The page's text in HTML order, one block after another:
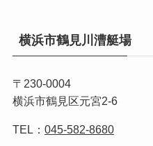
横浜市鶴見川漕艇場
〒230-0004
横浜市鶴見区元宮2-6
TEL： 045-582-8680